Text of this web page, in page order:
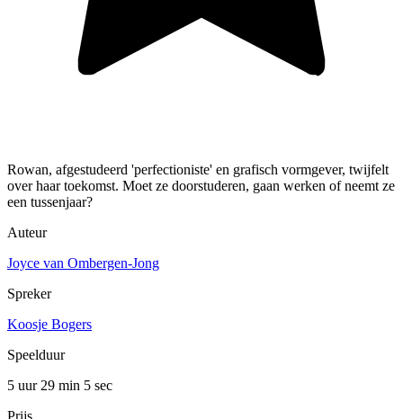
Rowan, afgestudeerd 'perfectioniste' en grafisch vormgever, twijfelt
over haar toekomst. Moet ze doorstuderen, gaan werken of neemt ze
een tussenjaar?
Auteur
Joyce van Ombergen-Jong
Spreker
Koosje Bogers
Speelduur
5 uur 29 min 5 sec
Prijs